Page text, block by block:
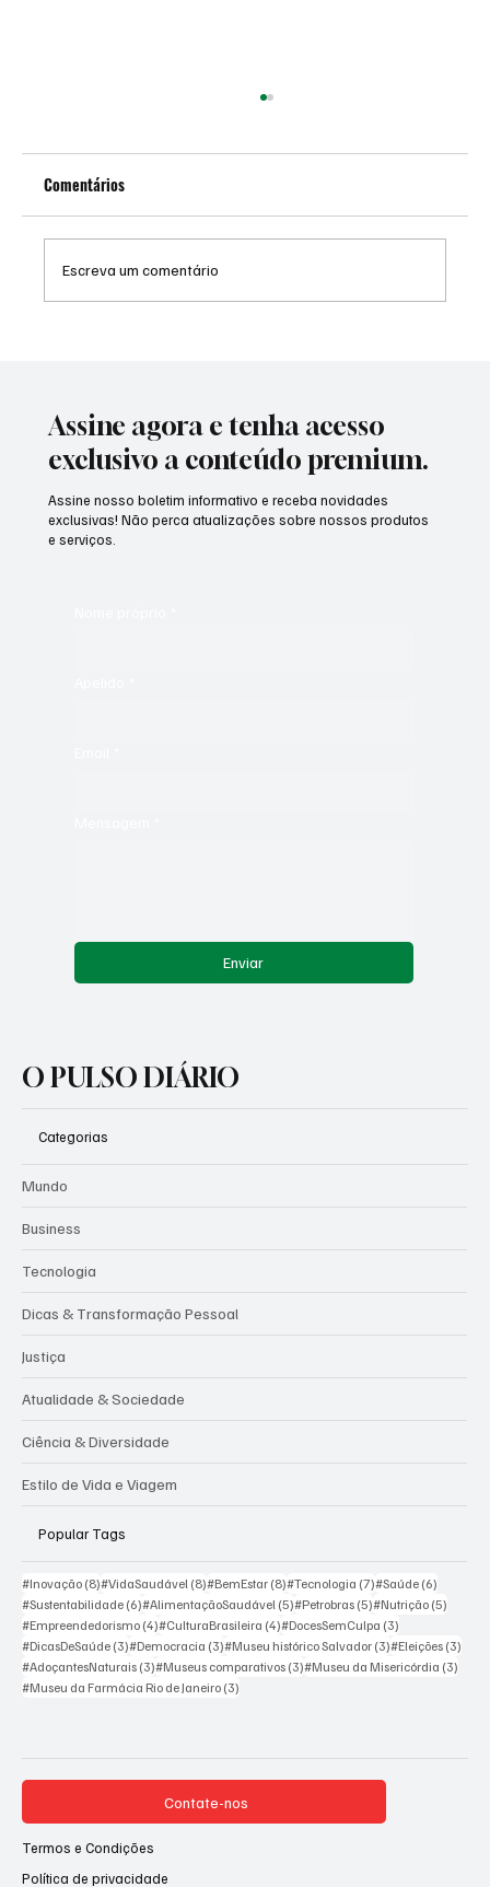
Comentários
Escreva um comentário
Assine agora e tenha acesso
exclusivo a conteúdo premium.
Enviar
Assine nosso boletim informativo e receba novidades
exclusivas! Não perca atualizações sobre nossos produtos
e serviços.
O PULSO DIÁRIO
Categorias
Mundo
Business
Tecnologia
Dicas & Transformação Pessoal
Justiça
Atualidade & Sociedade
Ciência & Diversidade
Estilo de Vida e Viagem
Popular Tags
#Inovação (8)8 posts
#VidaSaudável (8)8 posts
#BemEstar (8)8 posts
#Tecnologia (7)7 posts
#Saúde (6)
#Sustentabilidade (6)6 posts
#AlimentaçãoSaudável (5)5 posts
#Petrobras (5)5 posts
#Nutrição (5)
#Empreendedorismo (4)4 posts
#CulturaBrasileira (4)4 posts
#DocesSemCulpa (3)
#DicasDeSaúde (3)3 posts
#Democracia (3)3 posts
#Museu histórico Salvador (3)3 posts
#Eleições (3)
#AdoçantesNaturais (3)3 posts
#Museus comparativos (3)3 posts
#Museu da Misericórdia (3)
#Museu da Farmácia Rio de Janeiro (3)
Contate-nos
Termos e Condições
Política de privacidade